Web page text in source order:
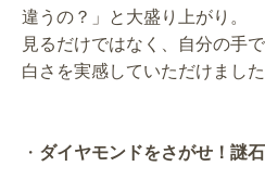
違うの？」と大盛り上がり。
見るだけではなく、自分の手
白さを実感していただけました
・ ダイヤモンドをさがせ！謎